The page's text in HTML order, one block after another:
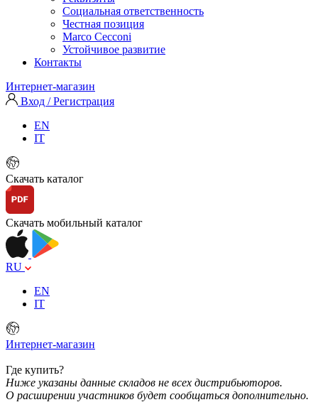
Социальная ответственность
Честная позиция
Marco Cecconi
Устойчивое развитие
Контакты
Интернет-магазин
Вход / Регистрация
EN
IT
Скачать каталог
Скачать мобильный каталог
RU
EN
IT
Интернет-магазин
Где купить?
Ниже указаны данные складов не всех дистрибьюторов.
О расширении участников будет сообщаться дополнительно.